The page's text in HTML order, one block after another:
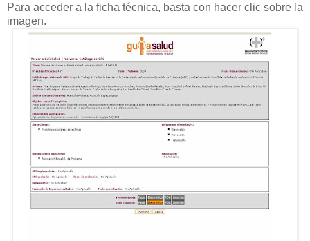
Para acceder a la ficha técnica, basta con hacer clic sobre la
imagen.